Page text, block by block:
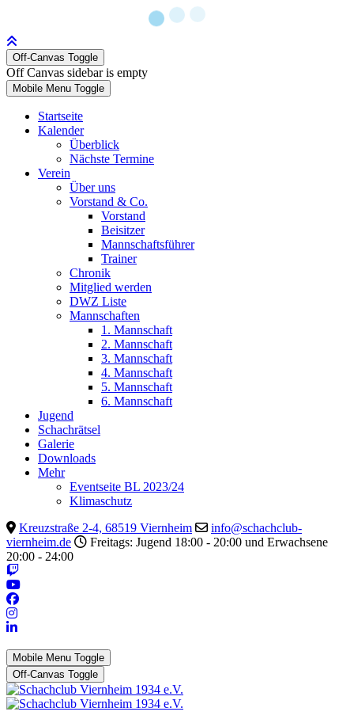
Off-Canvas Toggle
Off Canvas sidebar is empty
Mobile Menu Toggle
Startseite
Kalender
Überblick
Nächste Termine
Verein
Über uns
Vorstand & Co.
Vorstand
Beisitzer
Mannschaftsführer
Trainer
Chronik
Mitglied werden
DWZ Liste
Mannschaften
1. Mannschaft
2. Mannschaft
3. Mannschaft
4. Mannschaft
5. Mannschaft
6. Mannschaft
Jugend
Schachrätsel
Galerie
Downloads
Mehr
Eventseite BL 2023/24
Klimaschutz
Kreuzstraße 2-4, 68519 Viernheim
info@schachclub-
viernheim.de
Freitags: Jugend 18:00 - 20:00 und Erwachsene
20:00 - 24:00
Mobile Menu Toggle
Off-Canvas Toggle